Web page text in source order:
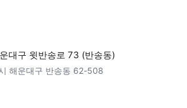
대구 윗반송로 73 (반송동)
해운대구 반송동 62-508